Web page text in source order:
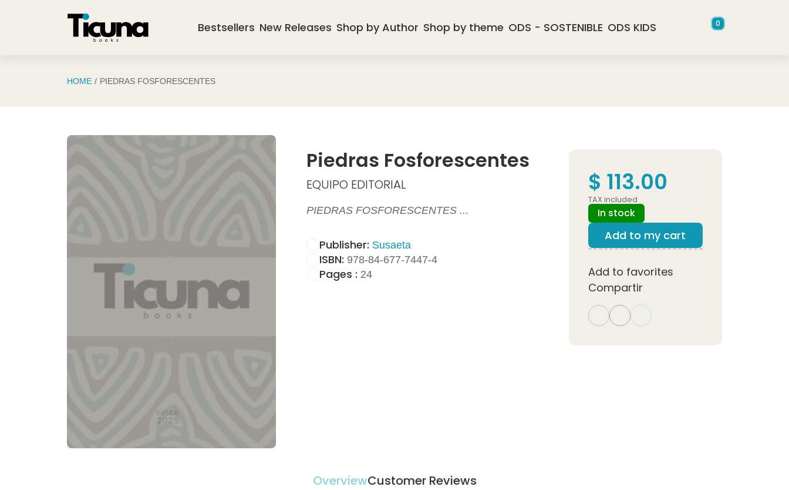
Bestsellers New Releases Shop by Author Shop by theme ODS - SOSTENIBLE ODS KIDS 0
HOME PIEDRAS FOSFORESCENTES
Piedras Fosforescentes
EQUIPO EDITORIAL
PIEDRAS FOSFORESCENTES ...
Publisher: Susaeta
ISBN: 978-84-677-7447-4
Pages : 24
$ 113.00
TAX included
In stock
Add to my cart
Add to favorites
Compartir
OverviewCustomer Reviews